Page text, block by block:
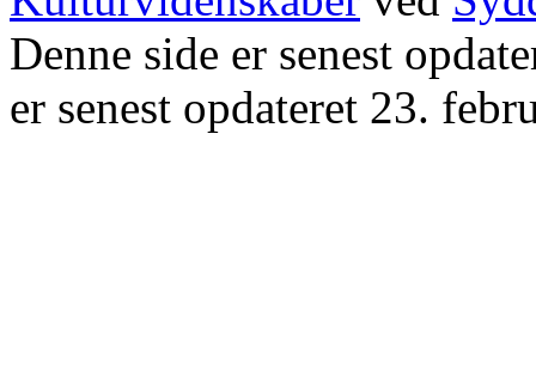
Denne side er senest
er senest opdateret 23.